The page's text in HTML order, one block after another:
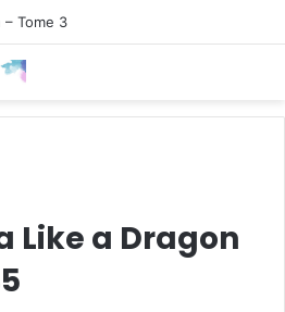
– Tome 3
Like a Dragon